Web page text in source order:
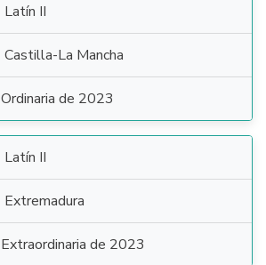
Latín II
Castilla-La Mancha
Ordinaria de 2023
Latín II
Extremadura
Extraordinaria de 2023